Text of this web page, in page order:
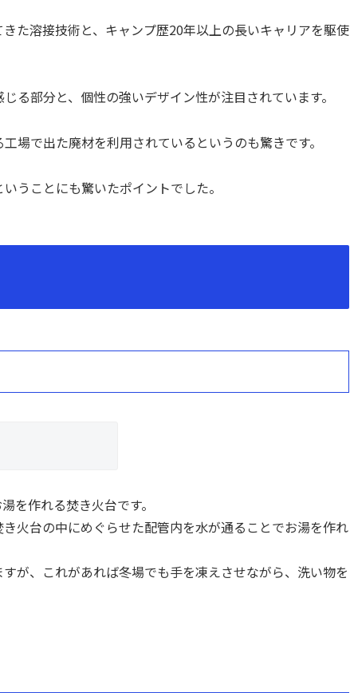
た溶接技術と、キャンプ歴20年以上の長いキャリアを駆使
る部分と、個性の強いデザイン性が注目されています。
場で出た廃材を利用されているというのも驚きです。
うことにも驚いたポイントでした。
を作れる焚き火台です。
火台の中にめぐらせた配管内を水が通ることでお湯を作れ
が、これがあれば冬場でも手を凍えさせながら、洗い物を